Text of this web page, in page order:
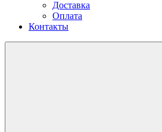
Доставка
Оплата
Контакты